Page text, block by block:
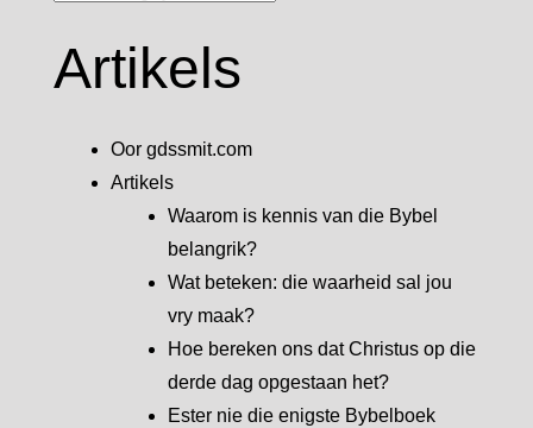
Artikels
Oor gdssmit.com
Artikels
Waarom is kennis van die Bybel
belangrik?
Wat beteken: die waarheid sal jou
vry maak?
Hoe bereken ons dat Christus op die
derde dag opgestaan het?
Ester nie die enigste Bybelboek